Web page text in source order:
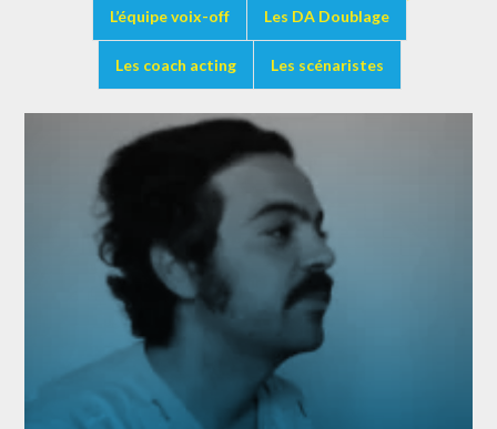
L’équipe voix-off Les DA Doublage
Les coach acting Les scénaristes